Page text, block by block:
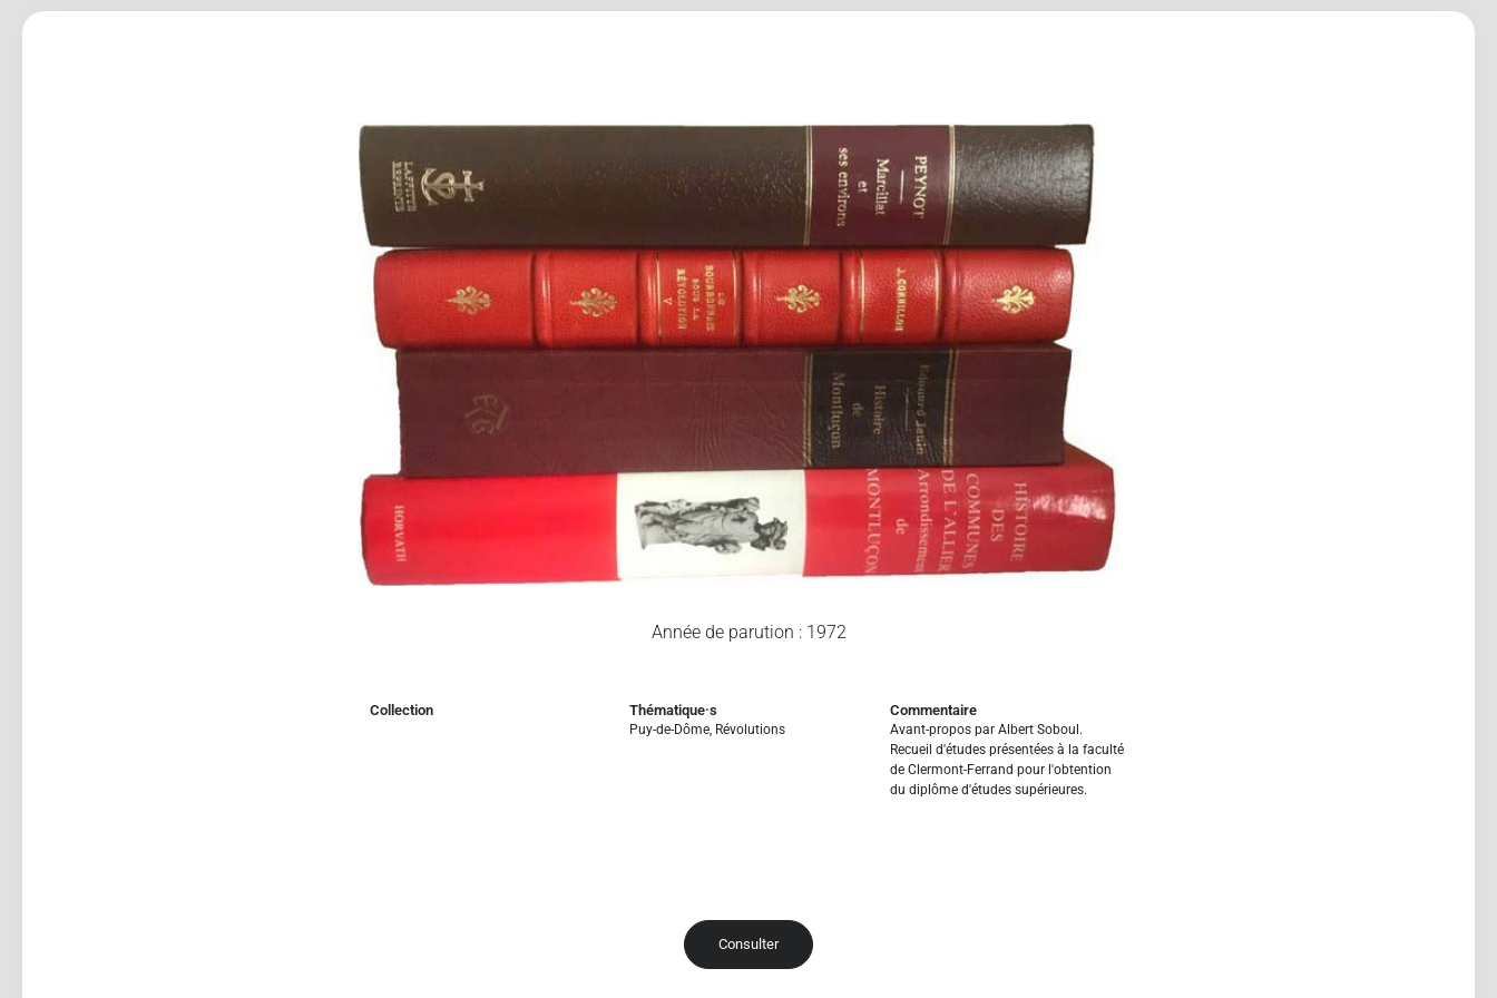
Année de parution : 1972
Collection Thématique·s
Puy-de-Dôme Révolutions
Commentaire
Avant-propos par Albert Soboul.
Recueil d'études présentées à la faculté
de Clermont-Ferrand pour l'obtention
du diplôme d'études supérieures.
Consulter